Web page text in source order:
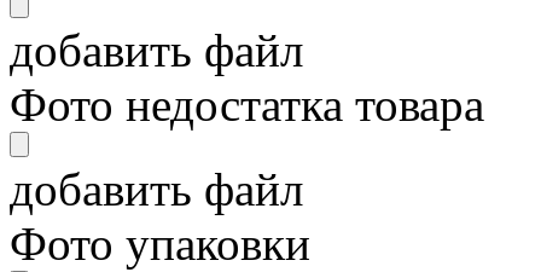
добавить файл
Фото недостатка товара
добавить файл
Фото упаковки